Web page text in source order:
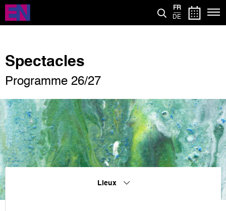
Aller
contenu
FR
DE
Spectacles
Programme 26/27
Lieux